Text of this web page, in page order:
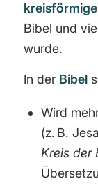
Bibel und
wurde.
In der Bibel
Wird
(z. B.
Kreis der